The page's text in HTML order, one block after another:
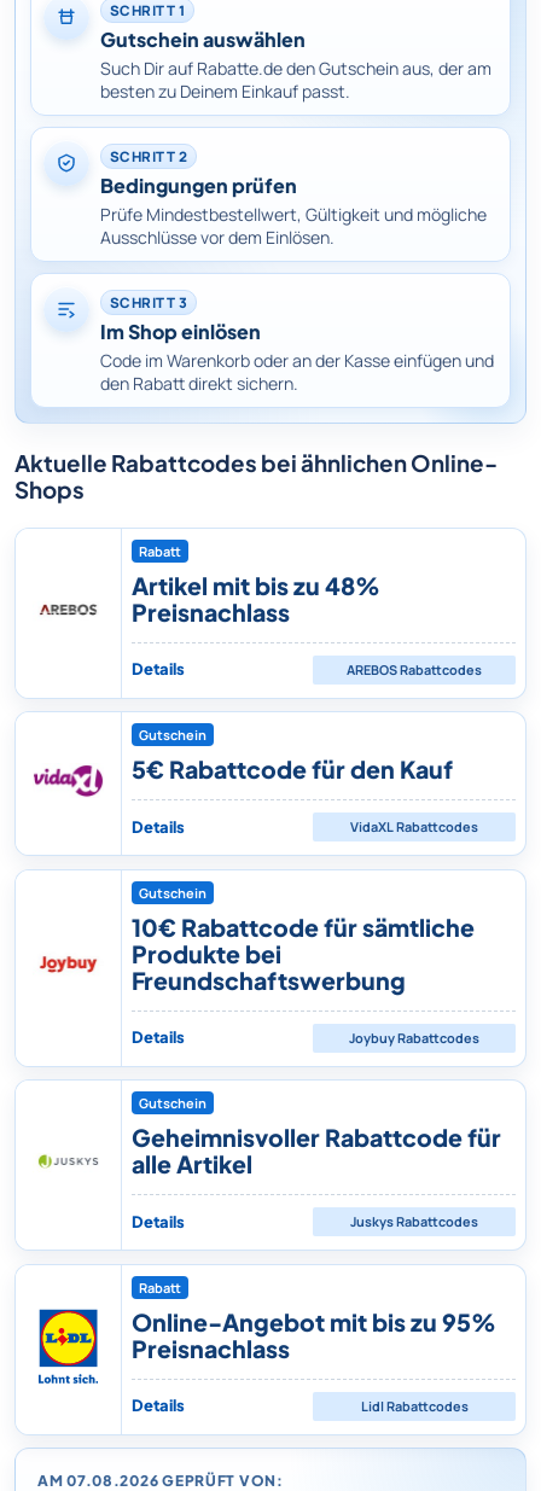
AM 07.08.2026 GEPRÜFT VON:
SCHRITT 1
Gutschein auswählen
Such Dir auf Rabatte.de den Gutschein aus, der am
besten zu Deinem Einkauf passt.
SCHRITT 2
Bedingungen prüfen
Prüfe Mindestbestellwert, Gültigkeit und mögliche
Ausschlüsse vor dem Einlösen.
SCHRITT 3
Im Shop einlösen
Code im Warenkorb oder an der Kasse einfügen und
den Rabatt direkt sichern.
Aktuelle Rabattcodes bei ähnlichen Online-
Shops
Rabatt
Artikel mit bis zu 48%
Preisnachlass
Details AREBOSRabattcodes
Gutschein
5€ Rabattcode für den Kauf
Details VidaXLRabattcodes
Gutschein
10€ Rabattcode für sämtliche
Produkte bei
Freundschaftswerbung
Details JoybuyRabattcodes
Gutschein
Geheimnisvoller Rabattcode für
alle Artikel
Details JuskysRabattcodes
Rabatt
Online-Angebot mit bis zu 95%
Preisnachlass
Details LidlRabattcodes